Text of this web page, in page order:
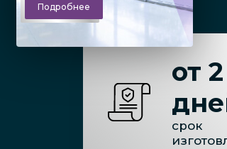
Подробнее
от 2
срок